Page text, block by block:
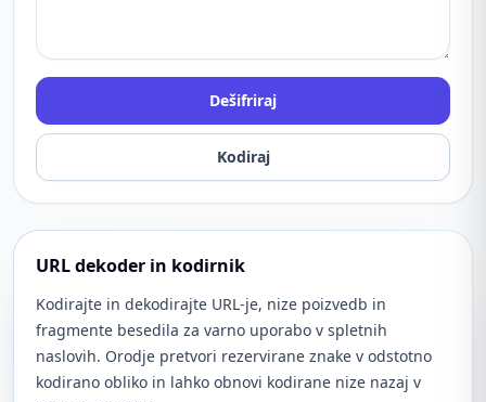
Dešifriraj
Kodiraj
URL dekoder in kodirnik
Kodirajte in dekodirajte URL-je, nize poizvedb in
fragmente besedila za varno uporabo v spletnih
naslovih. Orodje pretvori rezervirane znake v odstotno
kodirano obliko in lahko obnovi kodirane nize nazaj v